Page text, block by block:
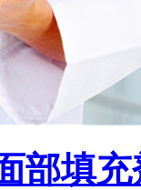
部填